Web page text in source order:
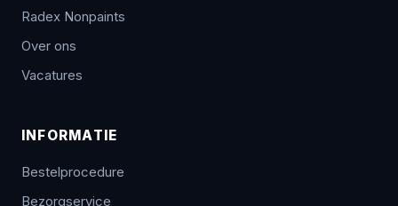
Radex Nonpaints
Over ons
Vacatures
INFORMATIE
Bestelprocedure
Bezorgservice